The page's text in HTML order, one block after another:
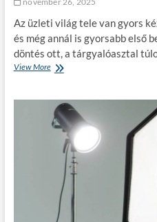
Az üzleti világ tele van gyors
és még annál is gyorsabb első
döntés ott, a tárgyalóasztal
View MoreM
t